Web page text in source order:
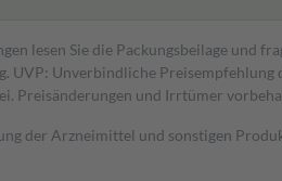
lesen Sie die Packungsbeilage und
Unverbindliche Preisempfehlung
Preisänderungen und Irrtümer
der Arzneimittel und sonstigen